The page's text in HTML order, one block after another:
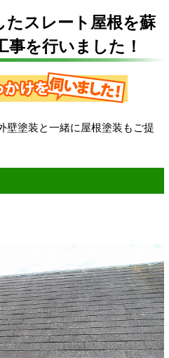
たスレート屋根を蘇
事を行いました！
壁塗装と一緒に屋根塗装もご提